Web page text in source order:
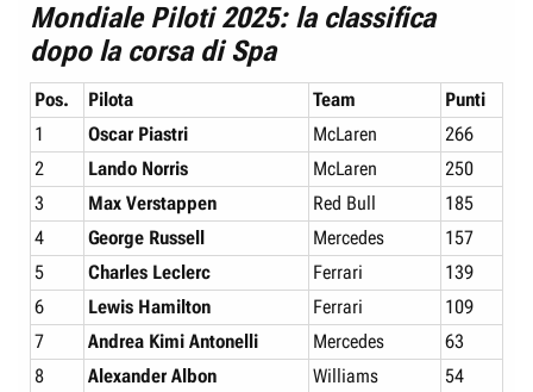
Mondiale Piloti 2025: la classifica
dopo la corsa di Spa
Pos. Pilota Team
Punti
1
Oscar Piastri McLaren
266
2
Lando Norris McLaren
250
3
Max Verstappen Red Bull
185
4
George Russell Mercedes
157
5
Charles Leclerc Ferrari
139
6
Lewis Hamilton Ferrari
109
7
Andrea Kimi Antonelli Mercedes
63
8
Alexander Albon Williams
54